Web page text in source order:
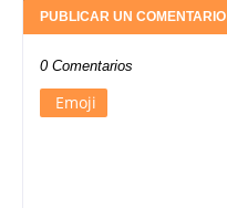
PUBLICAR UN COMENTARIO
0 Comentarios
Emoji